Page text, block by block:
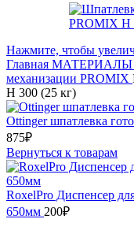
Нажмите, чтобы
Главная МАТЕРИАЛЫ
механизации PROMIX
H 300 (25 кг)
Ottinger шпатлевка
875₽
Вернуться к товарам
RoxelPro Диспенсер
650мм 200₽